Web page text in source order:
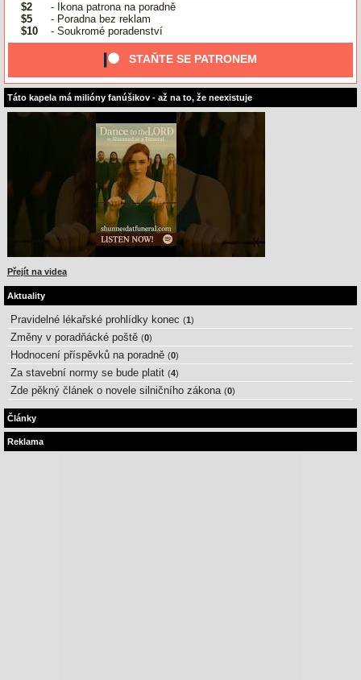
$2
- Ikona patrona na poradně
$5
- Poradna bez reklam
$10
- Soukromé poradenství
STAŇTE SE PATRONEM
Táto kapela má milióny fanúšikov - až na to, že neexistuje
Přejít na videa
Aktuality
Pravidelné lékařské prohlídky konec (1)
Změny v poradňácké poště (0)
Hodnocení příspěvků na poradně (0)
Za stavební normy se bude platit (4)
Zde pěkný článek o novele silničního zákona (0)
Články
Reklama